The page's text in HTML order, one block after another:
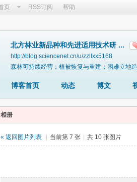
页 RSS订阅 帮助
北方林业新品种和先进适用技术研 ...
http://blog.sciencenet.cn/u/zzllxx5168
森林可持续经营；植被恢复与重建；困难立地
博客首页 动态 博文
相册
« 返回图片列表 当前第 7 张 共 10 张图片